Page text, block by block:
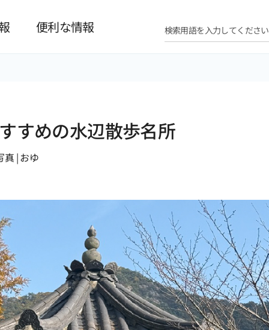
便利な情報 検索用語を入力してください
すめの水辺散歩名所
真 | おゆ